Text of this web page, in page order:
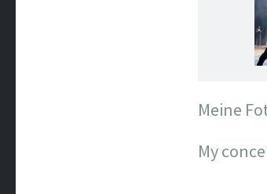
Meine
My